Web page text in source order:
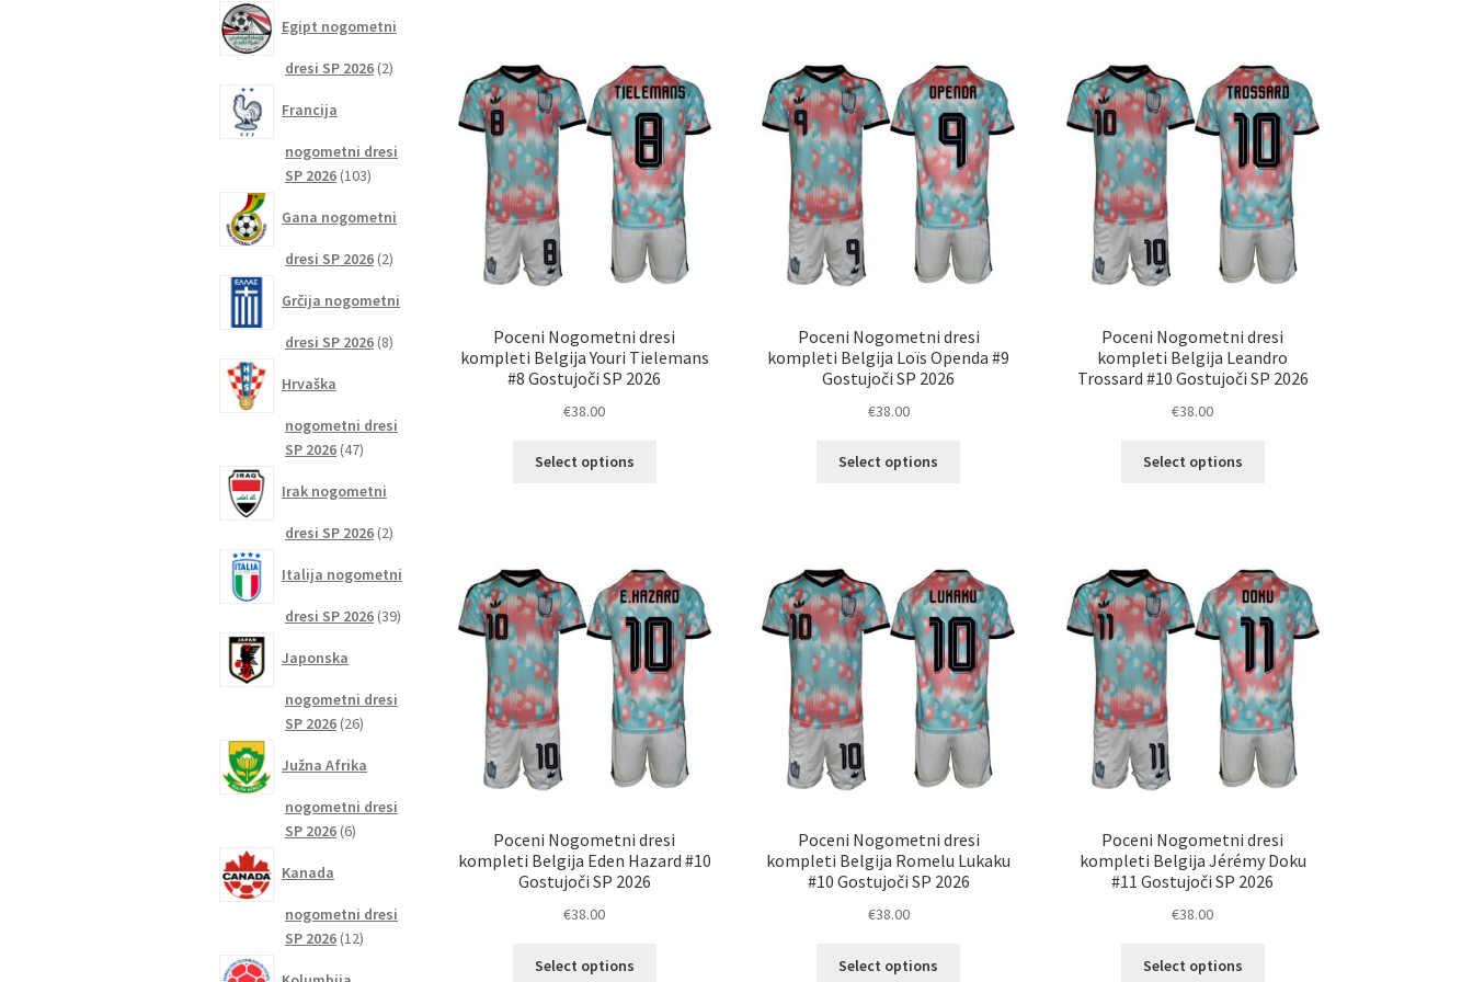
Možnosti
lahko
izberete
na
strani
izdelka
Možnosti
lahko
izberete
na
strani
izdelka
Možnosti
lahko
izberete
na
strani
izdelka
Poceni Nogometni dresi
kompleti Belgija Youri Tielemans
#8 Gostujoči SP 2026
€38.00
Select options
Možnosti
lahko
izberete
na
strani
izdelka
Poceni Nogometni dresi
kompleti Belgija Loïs Openda #9
Gostujoči SP 2026
€38.00
Select options
Možnosti
lahko
izberete
na
strani
izdelka
Poceni Nogometni dresi
kompleti Belgija Leandro
Trossard #10 Gostujoči SP 2026
€38.00
Select options
Možnosti
lahko
izberete
na
strani
izdelka
Poceni Nogometni dresi
kompleti Belgija Eden Hazard #10
Gostujoči SP 2026
€38.00
Select options
Poceni Nogometni dresi
kompleti Belgija Romelu Lukaku
#10 Gostujoči SP 2026
€38.00
Select options
Poceni Nogometni dresi
kompleti Belgija Jérémy Doku
#11 Gostujoči SP 2026
€38.00
Select options
Egipt nogometni
dresi SP 2026 22
Francija
nogometni dresi
SP 2026 103103
Gana nogometni
dresi SP 2026 22
Grčija nogometni
dresi SP 2026 88
Hrvaška
nogometni dresi
SP 2026 4747
Irak nogometni
dresi SP 2026 22
Italija nogometni
dresi SP 2026 3939
Japonska
nogometni dresi
SP 2026 2626
Južna Afrika
nogometni dresi
SP 2026 66
Kanada
nogometni dresi
SP 2026 1212